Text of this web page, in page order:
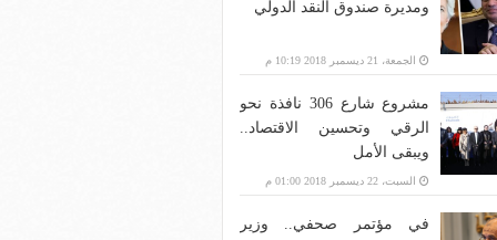
ومديرة صندوق النقد الدولي
الجمعة، 21 ديسمبر 2018 10:19 م
مشروع شارع 306 نافذة نحو
الرقي وتحسين الاقتصاد..
ويبقى الأمل
السبت، 22 ديسمبر 2018 01:00 م
في مؤتمر صحفي.. وزير